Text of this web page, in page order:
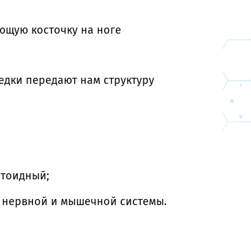
косточку на ноге
передают нам структуру
и мышечной системы.